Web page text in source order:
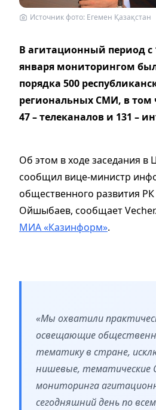
Источник фото: Егемен Қазақстан
В агитационный период с
января мониторингом
порядка 500
региональных СМИ, в том
47 – телеканалов и 131 –
Об этом в ходе заседания в
сообщил вице-министр
общественного развития
Ойшыбаев, сообщает
МИА «Казинформ».
«Мы охватили
освещающие
тематику в стране,
нишевые, тематические
мониторинга
сегодняшний день по